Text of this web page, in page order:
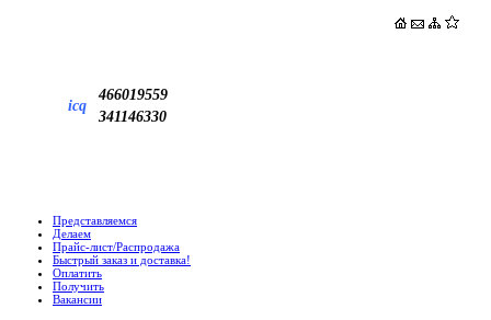
icq
466019559
341146330
Представляемся
Делаем
Прайс-лист/Распродажа
Быстрый заказ и доставка!
Оплатить
Получить
Вакансии